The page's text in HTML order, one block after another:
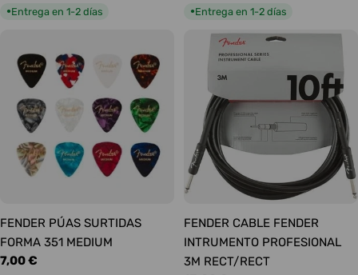
●Entrega en 1-2 días ●Entrega en 1-2 días
FENDER PÚAS SURTIDAS
FORMA 351 MEDIUM
Precio
7,00 €
FENDER CABLE FENDER
INTRUMENTO PROFESIONAL
3M RECT/RECT